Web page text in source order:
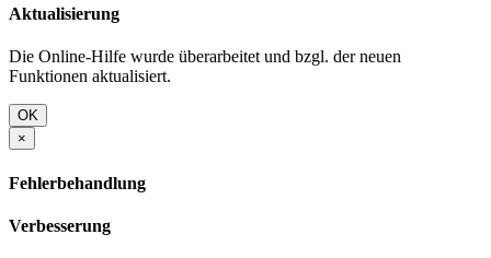
Aktualisierung
Die Online-Hilfe wurde überarbeitet und bzgl. der neuen
Funktionen aktualisiert.
OK
×
Fehlerbehandlung
Verbesserung